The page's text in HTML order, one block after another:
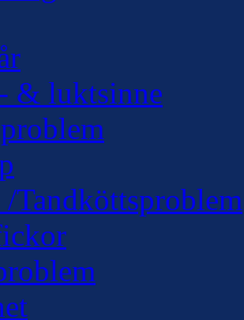
& luktsinne
/Tandköttsproblem